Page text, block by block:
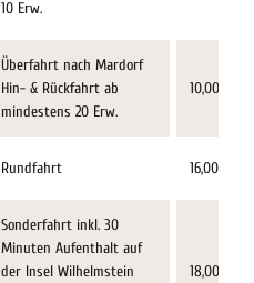
10 Erw.
Überfahrt nach Mardorf
Hin- & Rückfahrt ab
mindestens 20 Erw.
10,00 €
Rundfahrt 16,00 €
Sonderfahrt inkl. 30
Minuten Aufenthalt auf
der Insel Wilhelmstein
18,00 €